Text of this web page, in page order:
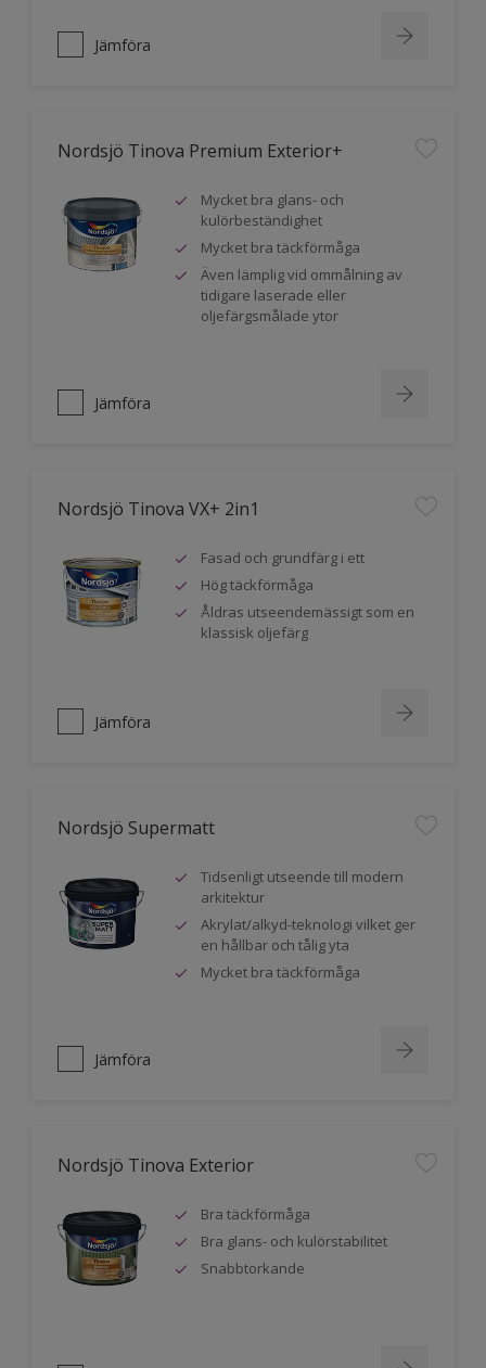
Jämföra
Nordsjö Tinova Premium Exterior+
Mycket bra glans- och
kulörbeständighet
Mycket bra täckförmåga
Även lämplig vid ommålning av
tidigare laserade eller
oljefärgsmålade ytor
Jämföra
Nordsjö Tinova VX+ 2in1
Fasad och grundfärg i ett
Hög täckförmåga
Åldras utseendemässigt som en
klassisk oljefärg
Jämföra
Nordsjö Supermatt
Tidsenligt utseende till modern
arkitektur
Akrylat/alkyd-teknologi vilket ger
en hållbar och tålig yta
Mycket bra täckförmåga
Jämföra
Nordsjö Tinova Exterior
Bra täckförmåga
Bra glans- och kulörstabilitet
Snabbtorkande